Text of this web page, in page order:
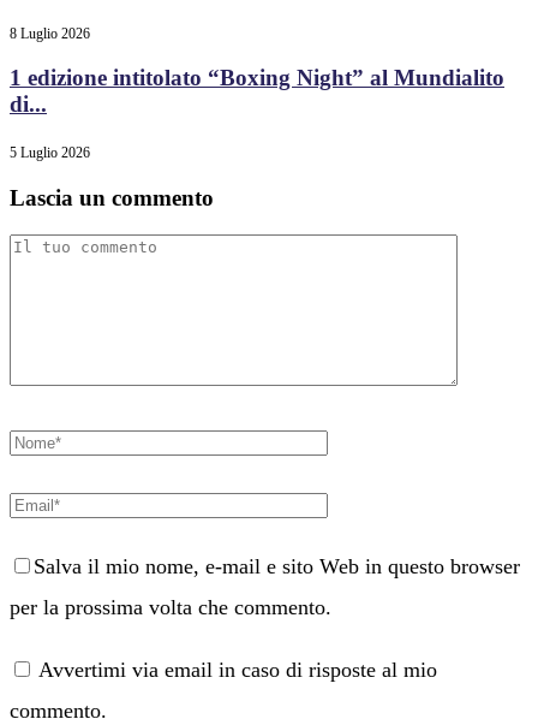
8 Luglio 2026
1 edizione intitolato “Boxing Night” al Mundialito
di...
5 Luglio 2026
Lascia un commento
Salva il mio nome, e-mail e sito Web in questo browser
per la prossima volta che commento.
Avvertimi via email in caso di risposte al mio
commento.